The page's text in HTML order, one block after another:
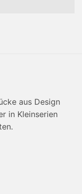
aus Design
in Kleinserien